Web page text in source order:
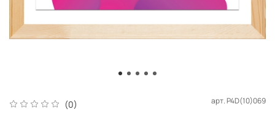
(0) арт.P4D(10)069